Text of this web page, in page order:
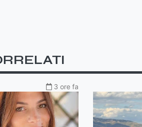
3 ore fa